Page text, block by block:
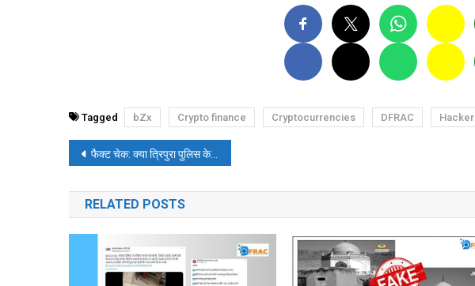
Tagged bZx Crypto finance Cryptocurrencies DFRAC Hacker
पोस्ट
नेविगेशन
फैक्ट चेक: क्या त्रिपुरा पुलिस के सामने तलवार के लेकर घूम रहा था दंगाई?
RELATED POSTS